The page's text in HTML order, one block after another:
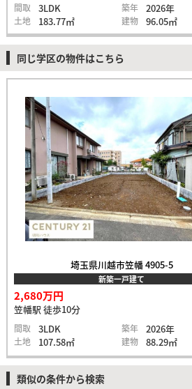
間取 3LDK 築年 2026年
土地 183.77㎡ 建物 96.05㎡
同じ学区の物件はこちら
埼玉県川越市笠幡 4905-5
新築一戸建て
2,680万円
笠幡駅 徒歩10分
間取 3LDK 築年 2026年
土地 107.58㎡ 建物 88.29㎡
類似の条件から検索